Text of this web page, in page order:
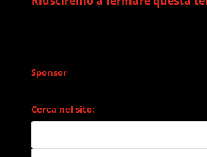
Sponsor
Cerca nel sito: